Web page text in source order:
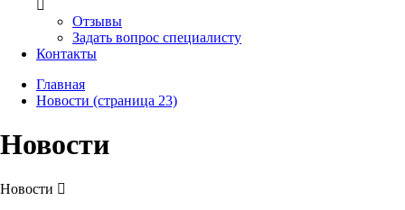
Отзывы
Задать вопрос специалисту
Контакты
Главная
Новости (страница 23)
Новости
Новости